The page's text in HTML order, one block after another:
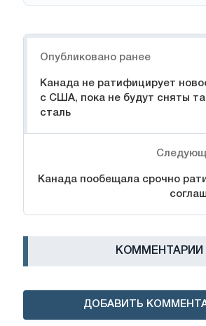
Опубликовано ранее
Канада не ратифицирует
с США, пока не будут сняты
сталь
Канада пообещала срочно
КОММЕНТАРИИ
ДОБАВИТЬ